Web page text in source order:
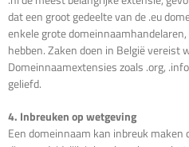
dat een groot gedeelte van de .eu
enkele grote
hebben. Zaken doen in België vereist
Domeinnaamextensies zoals .org,
geliefd.
4. Inbreuken op wetgeving
Een domeinnaam kan inbreuk